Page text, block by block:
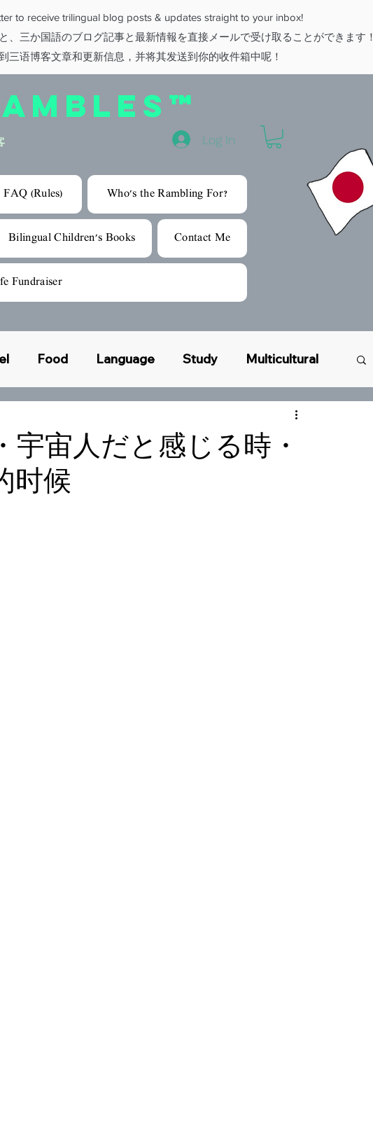
to receive trilingual blog posts & updates straight to your inbox!
、三か国語のブログ記事と最新情報を直接メールで受け取ることができます！
三语博客文章和更新信息，并将其发送到你的收件箱中呢！
FAQ (Rules) Who's the Rambling For?
Bilingual Children's Books Contact Me
Fundraiser
Log In
Food Language Study Multicultural
宙人だと感じる時・
时候